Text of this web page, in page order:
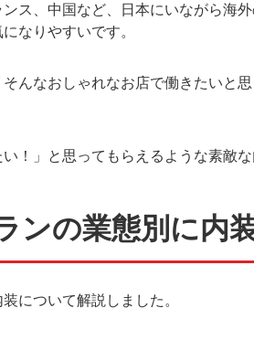
ス、中国など、日本にいながら海
なりやすいです。
んなおしゃれなお店で働きたいと
い！」と思ってもらえるような素敵
ンの業態別に内
について解説しました。